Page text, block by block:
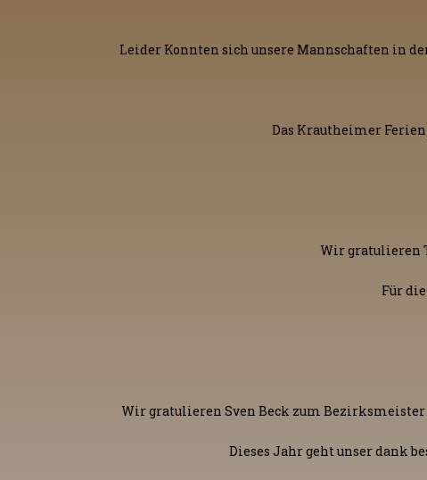
Leider Konnten sich unsere Mannschaften in
Das Krautheimer
Wir gratulieren
Für
Wir gratulieren Sven Beck zum
Dieses Jahr geht unser dank